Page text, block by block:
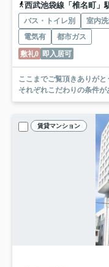
西武池袋線「椎名町」
バス・トイレ別 室内
電気有
都市ガス
敷礼0 即入居可
ここまでご覧頂きありがとうございます。 お
それぞれこだわりの条件
賃貸マンション